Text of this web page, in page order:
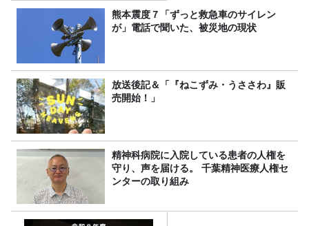
熊本震度７「ずっと救急車のサイレン
が」電話で聞いた、被災地の現状
放送後記＆「『ねこずみ・うささわ』販
売開始！」
精神科病院に入院している患者の人権を
守り、声を届ける。 千葉精神医療人権セ
ンターの取り組み